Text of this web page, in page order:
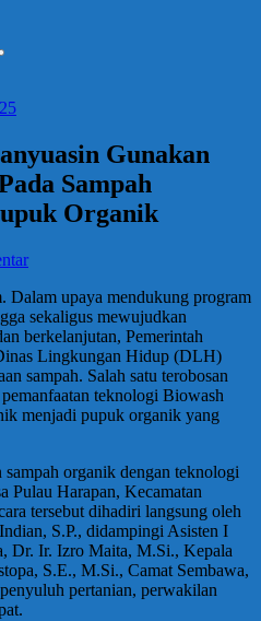
Gunakan
Sampah
Organik
Dalam upaya mendukung program
sekaligus mewujudkan
berkelanjutan, Pemerintah
Lingkungan Hidup (DLH)
sampah. Salah satu terobosan
teknologi Biowash
menjadi pupuk organik yang
organik dengan teknologi
Pulau Harapan, Kecamatan
tersebut dihadiri langsung oleh
S.P., didampingi Asisten I
Dr. Ir. Izro Maita, M.Si., Kepala
S.E., M.Si., Camat Sembawa,
pertanian, perwakilan